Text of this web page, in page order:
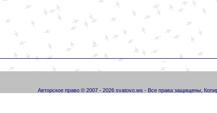
Авторское право © 2007 - 2026 svatovo.ws - Все права защищены,